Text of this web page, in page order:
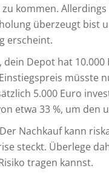
kommen.
überzeugt bist
erscheint.
Depot hat
müsste
5.000 Euro
etwa 33 %, um
Nachkauf kann
steckt. Überlege
tragen kannst.